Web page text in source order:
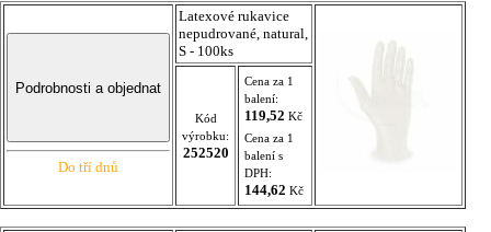
Do tří dnů
Latexové rukavice
nepudrované, natural,
S - 100ks
Kód
výrobku:
252520
Cena za 1
balení:
119,52 Kč
Cena za 1
balení s
DPH:
144,62 Kč